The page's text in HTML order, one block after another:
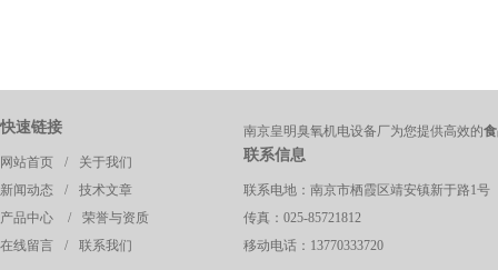
快速链接
网站首页 /
关于我们
新闻动态
/
技术文章
产品中心
/
荣誉与资质
在线留言
/ 联系我们
南京皇明臭氧机电设备厂为您提供高效的
联系信息
联系电地：南京市栖霞区靖安镇新于路1号
传真：025-85721812
移动电话：13770333720